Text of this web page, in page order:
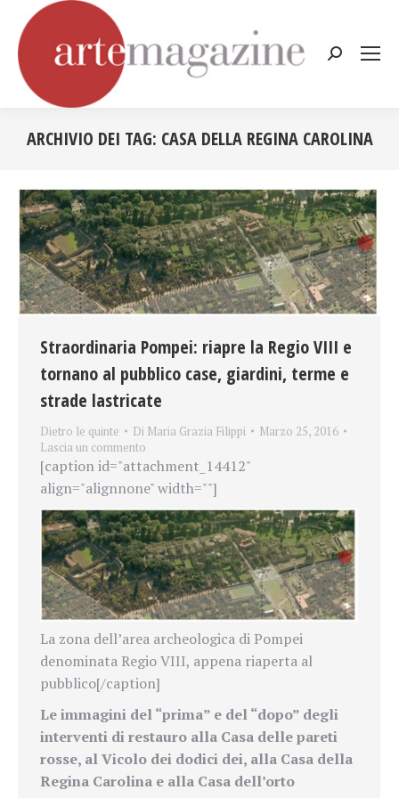
Cerca:
ARCHIVIO DEI TAG: CASA DELLA REGINA CAROLINA
Straordinaria Pompei: riapre la Regio VIII e
tornano al pubblico case, giardini, terme e
strade lastricate
Dietro le quinte Di Maria Grazia Filippi
Marzo 25, 2016
Lascia un commento
[caption id="attachment_14412"
align="alignnone" width=""]
La zona dell’area archeologica di Pompei
denominata Regio VIII, appena riaperta al
pubblico[/caption]
Le immagini del “prima” e del “dopo” degli
interventi di restauro alla Casa delle pareti
rosse, al Vicolo dei dodici dei, alla Casa della
Regina Carolina e alla Casa dell’orto